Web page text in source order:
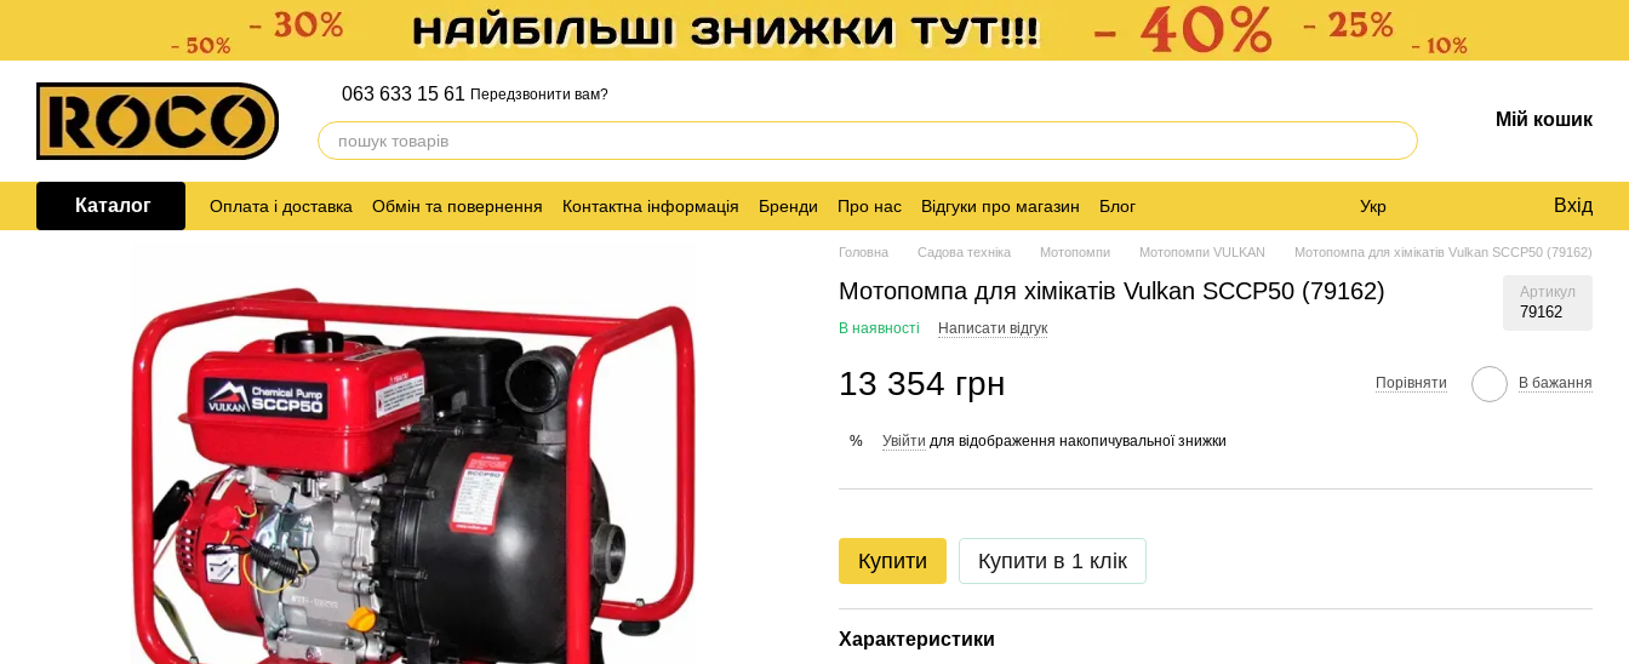
063 633 15 61 Передзвонити вам?
Мій кошик
Каталог Оплата і доставка Обмін та повернення Контактна інформація Бренди Про нас Відгуки про магазин Блог Укр Вхід
Головна Садова техніка Мотопомпи Мотопомпи VULKAN Мотопомпа для хімікатів Vulkan SCCP50 (79162)
Мотопомпа для хімікатів Vulkan SCCP50 (79162) Артикул
79162
В наявності Написати відгук
13 354 грн Порівняти В бажання
% Увійти для відображення накопичувальної знижки
Купити Купити в 1 клік
Характеристики